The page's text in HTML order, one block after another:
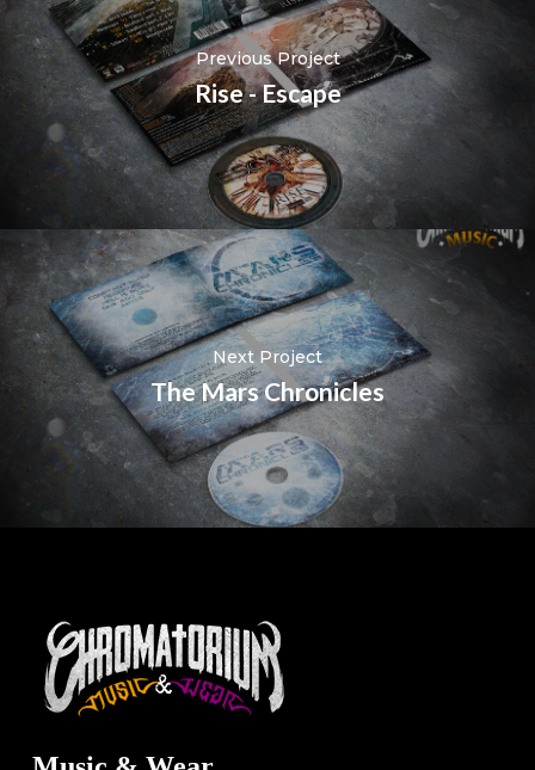
Previous Project
Rise - Escape
Next Project
The Mars Chronicles